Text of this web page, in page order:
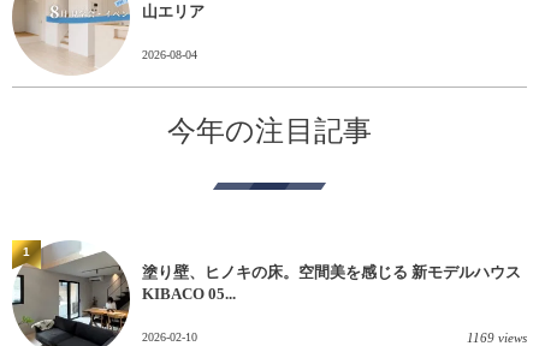
山エリア
2026-08-04
今年の注目記事
塗り壁、ヒノキの床。空間美を感じる 新モデルハウス
KIBACO 05...
2026-02-10 1169 views
1